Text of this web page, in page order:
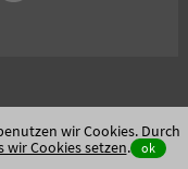
wir Cookies. Durch
wir Cookies setzen. ok